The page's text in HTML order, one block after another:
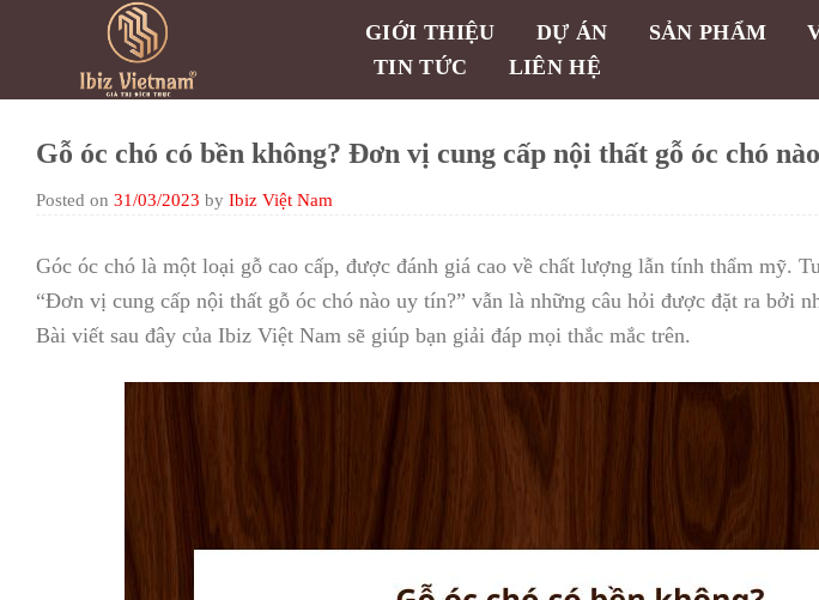
GIỚI THIỆU DỰ ÁN SẢN PHẨM
TIN TỨC
LIÊN HỆ
Gỗ óc chó có bền không? Đơn vị cung cấp nội thất gỗ óc chó
Posted on 31/03/2023 by Ibiz Việt Nam
Góc óc chó là một loại gỗ cao cấp, được đánh giá cao về chất lượng lẫn tính thẩm mỹ.
“Đơn vị cung cấp nội thất gỗ óc chó nào uy tín?” vẫn là những câu hỏi được đặt ra bởi
Bài viết sau đây của Ibiz Việt Nam sẽ giúp bạn giải đáp mọi thắc mắc trên.